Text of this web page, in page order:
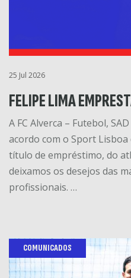
25 Jul 2026
FELIPE LIMA
A FC Alverca – Futebol,
acordo com o Sport Lisboa
título de empréstimo, do
deixamos os desejos das
profissionais. …
COMUNICADOS